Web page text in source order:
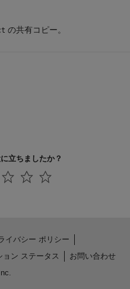
の共有コピー。
立ちましたか？
イバシー ポリシー
ョン ステータス
お問い合わせ